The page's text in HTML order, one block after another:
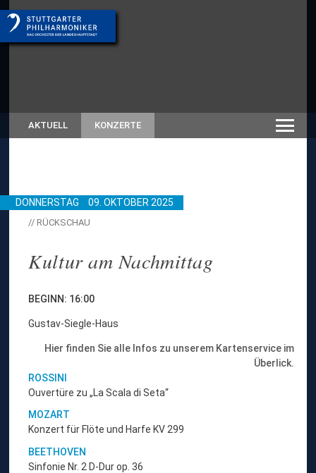
AKTUELL KONZERTE
DONNERSTAG 09. OKTOBER 2025
// RÜCKSCHAU
Kultur am Nachmittag
BEGINN: 16:00
Gustav-Siegle-Haus
Hier finden Sie alle Infos zu unserem Kartenservice im
Überlick.
ROSSINI
Ouvertüre zu „La Scala di Seta“
MOZART
Konzert für Flöte und Harfe KV 299
BEETHOVEN
Sinfonie Nr. 2 D-Dur op. 36